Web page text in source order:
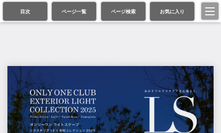
目次 ページ一覧 ページ検索 お気に入り